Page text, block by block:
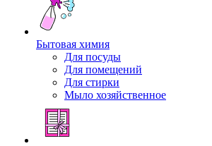
Бытовая химия
Для посуды
Для помещений
Для стирки
Мыло хозяйственное